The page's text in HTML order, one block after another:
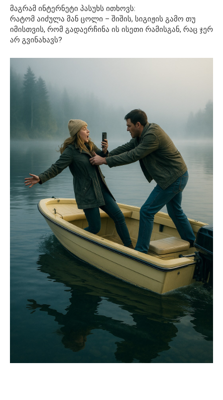
მაგრამ ინტერნეტი პასუხს ითხოვს:
რატომ აიძულა მან ცოლი – შიშის, სიგიჟის გამო თუ
იმისთვის, რომ გადაერჩინა ის ისეთი რამისგან, რაც ჯერ
არ გვინახავს?